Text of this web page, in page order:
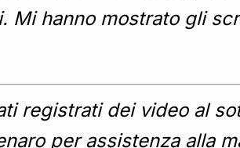
hanno mostrato gli
registrati dei video al
per assistenza alla